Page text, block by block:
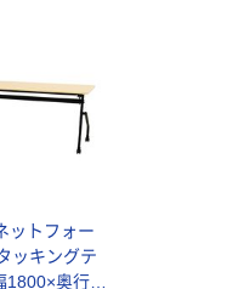
ットフォー
ッキングテ
奥行